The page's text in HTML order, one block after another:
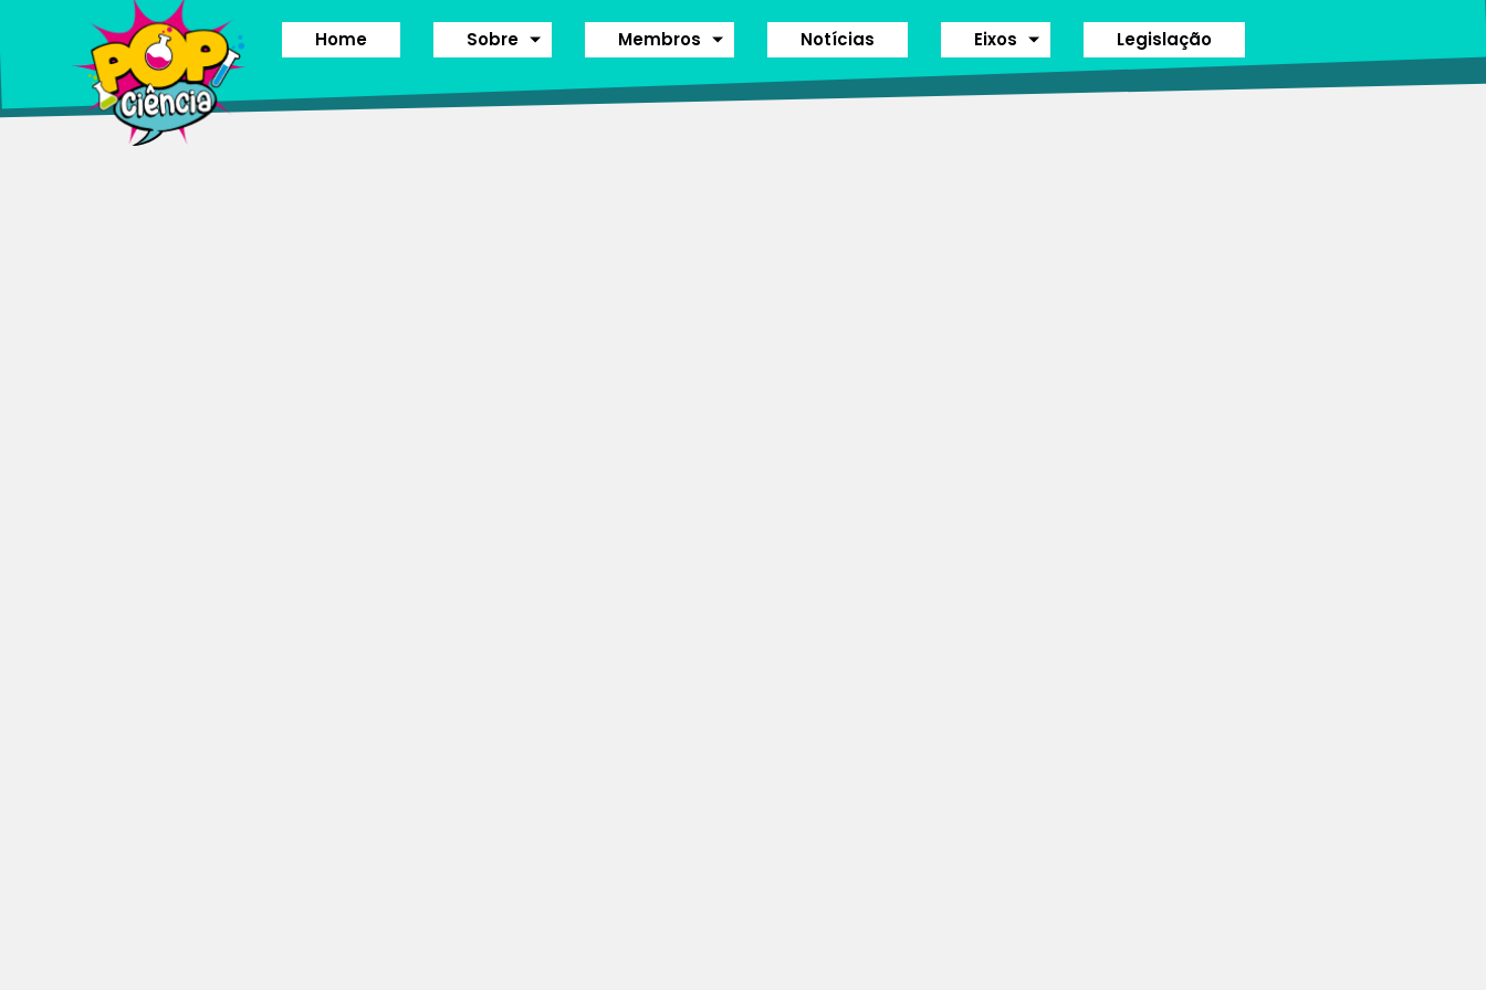
Home Sobre Membros Notícias Eixos Legislação